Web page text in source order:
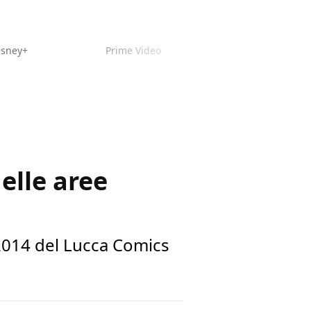
Prime Video
aree
del Lucca Comics